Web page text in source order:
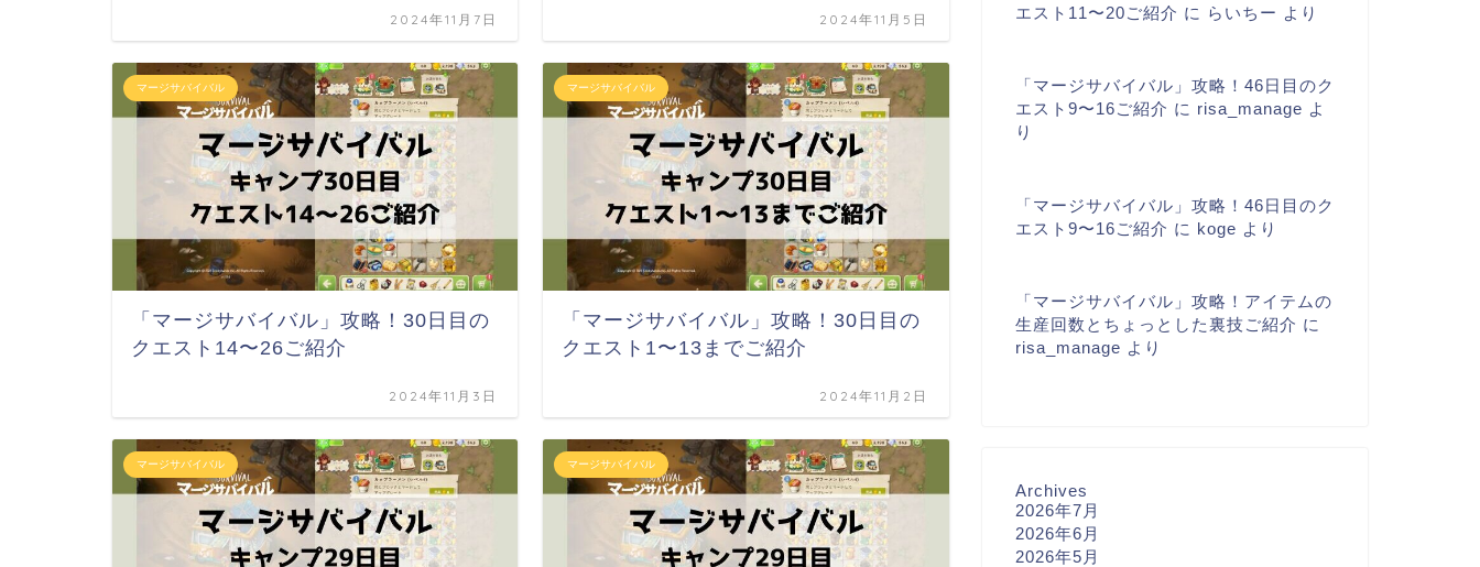
2024年11月7日 2024年11月5日
マージサバイバル
「マージサバイバル」攻略！30日目の
クエスト14〜26ご紹介
2024年11月3日
マージサバイバル
「マージサバイバル」攻略！30日目の
クエスト1〜13までご紹介
2024年11月2日
マージサバイバル マージサバイバル
エスト11〜20ご紹介 に らいちー より
「マージサバイバル」攻略！46日目のク
エスト9〜16ご紹介 に risa_manage よ
り
「マージサバイバル」攻略！46日目のク
エスト9〜16ご紹介 に koge より
「マージサバイバル」攻略！アイテムの
生産回数とちょっとした裏技ご紹介 に
risa_manage より
Archives
2026年7月
2026年6月
2026年5月